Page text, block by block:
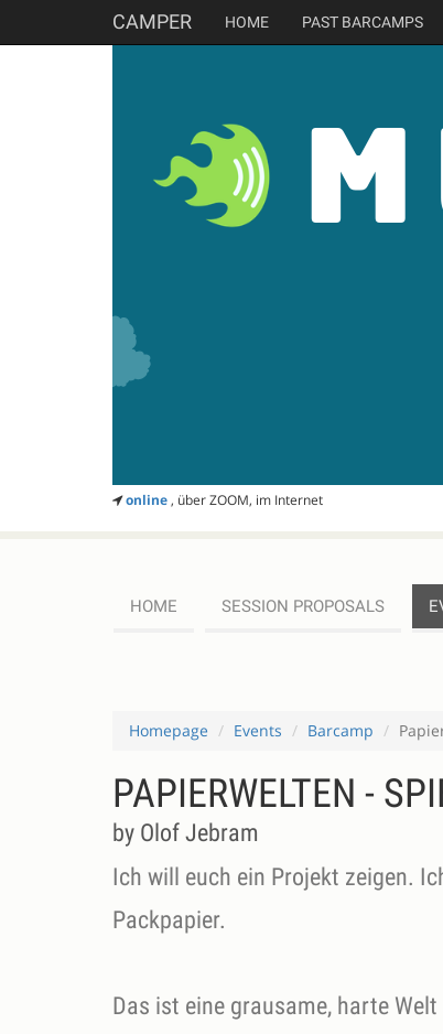
CAMPER HOME PAST BARCAMPS
online, über ZOOM, im Internet
HOME SESSION PROPOSALS
Homepage Events Barcamp
PAPIERWELTEN -
by Olof Jebram
Ich will euch ein Projekt zeigen.
Packpapier.
Das ist eine grausame, harte